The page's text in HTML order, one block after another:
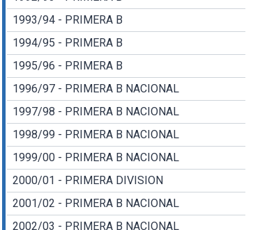
1993/94 - PRIMERA B
1994/95 - PRIMERA B
1995/96 - PRIMERA B
1996/97 - PRIMERA B NACIONAL
1997/98 - PRIMERA B NACIONAL
1998/99 - PRIMERA B NACIONAL
1999/00 - PRIMERA B NACIONAL
2000/01 - PRIMERA DIVISION
2001/02 - PRIMERA B NACIONAL
2002/03 - PRIMERA B NACIONAL